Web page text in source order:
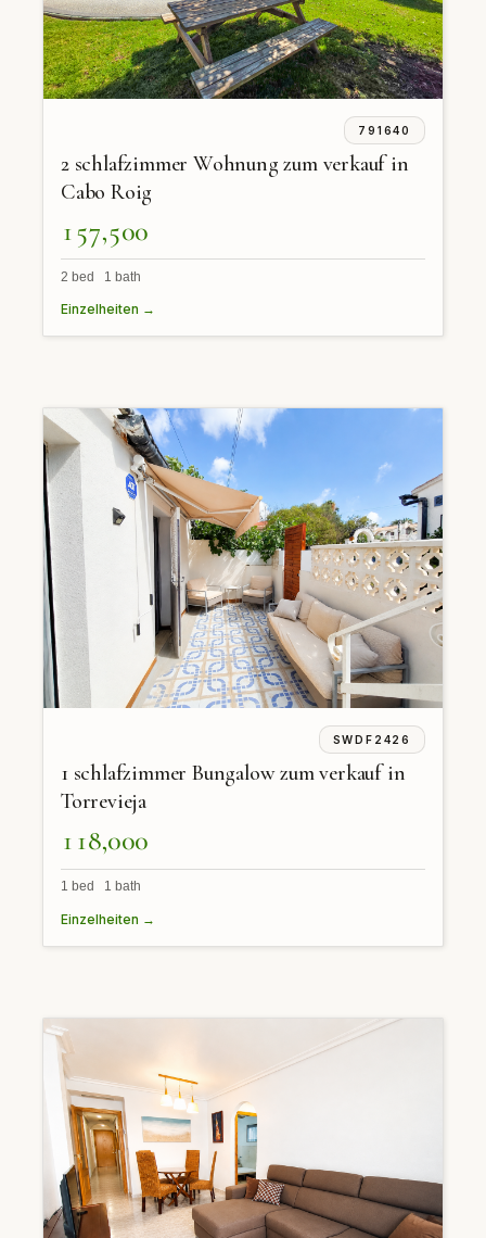
791640
2 schlafzimmer Wohnung zum verkauf in
Cabo Roig
157,500
2 bed 1 bath
Einzelheiten →
SWDF2426
1 schlafzimmer Bungalow zum verkauf in
Torrevieja
118,000
1 bed 1 bath
Einzelheiten →